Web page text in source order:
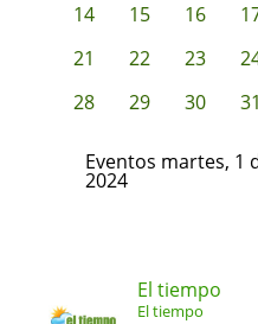
14
15 16
21
22 23
28
29 30 31
Eventos martes, 1
2024
El tiempo
El tiempo